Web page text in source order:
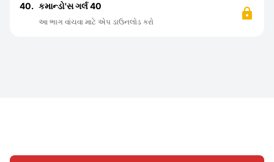
40. કમાન્ડો'સ ગર્લ 40
આ ભાગ વાંચવા માટે એપ ડાઉનલોડ કરો